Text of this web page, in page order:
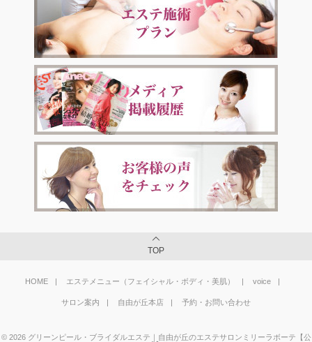
TOP
HOME エステメニュー（フェイシャル・ボディ・美肌） voice
サロン案内 自由が丘本店 予約・お問い合わせ
© 2026 グリーンピール・ブライダルエステ｜自由が丘のエステサロンミリーラボーテ【公